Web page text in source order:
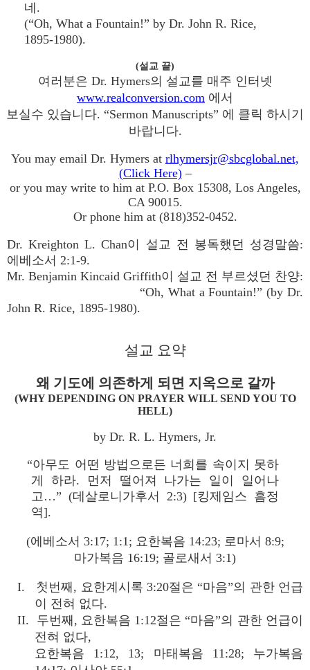
네.
(“Oh, What a Fountain!” by Dr. John R. Rice,
1895-1980).
(설교 끝)
여러분은 Dr. Hymers의 설교를 매주 인터넷
www.realconversion.com 에서
보실수 있습니다. “Sermon Manuscripts” 에 클릭 하시기
바랍니다.
You may email Dr. Hymers at rlhymersjr@sbcglobal.net,
(Click Here)–
or you may write to him at P.O. Box 15308, Los Angeles,
CA 90015.
Or phone him at (818)352-0452.
Dr. Kreighton L. Chan이 설교 전 봉독했던 성경말씀:
에베소서 2:1-9.
Mr. Benjamin Kincaid Griffith이 설교 전 부르셨던 찬양:
“Oh, What a Fountain!” (by Dr.
John R. Rice, 1895-1980).
설교 요약
왜 기도에 의존하게 되면 지옥으로 갈까
(WHY DEPENDING ON PRAYER WILL SEND YOU TO
HELL)
by Dr. R. L. Hymers, Jr.
“아무도 어떤 방법으로든 너희를 속이지 못하
게 하라. 먼저 떨어져 나가는 일이 일어나
고…” (데살로니가후서 2:3) [킹제임스 흠정
역].
(에베소서 3:17; 1:1; 요한복음 14:23; 로마서 8:9;
마가복음 16:19; 골로새서 3:1)
I. 첫번째, 요한계시록 3:20절은 “마음”의 관한 언급
이 전혀 없다.
II. 두번째, 요한복음 1:12절은 “마음”의 관한 언급이
전혀 없다,
요한복음 1:12, 13; 마태복음 11:28; 누가복음